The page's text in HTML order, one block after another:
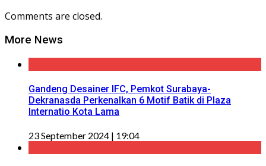
Comments are closed.
More News
Gandeng Desainer IFC, Pemkot Surabaya-
Dekranasda Perkenalkan 6 Motif Batik di Plaza
Internatio Kota Lama
23 September 2024 | 19:04